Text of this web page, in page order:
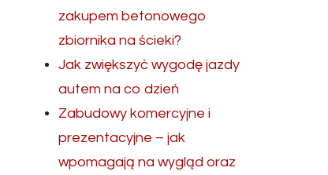
zakupem betonowego
zbiornika na ścieki?
Jak zwiększyć wygodę jazdy
autem na co dzień
Zabudowy komercyjne i
prezentacyjne – jak
wpomagają na wygląd oraz